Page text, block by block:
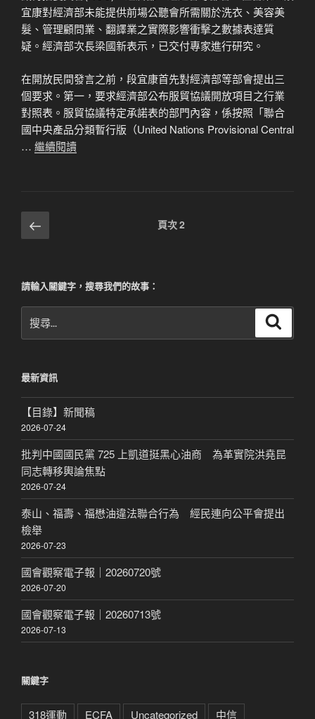
宜康對經濟部未能提供前場公聽會所需關於洗衣、美容美
髮、管理顧問業、翻譯業之實際影響衝擊之數據表達質
疑。經濟部次長梁國新表示，已交付專家進行研究。
在開放民間發言之前，段宜康首先對經濟部等部會提出三
個要求。第一，要求經濟部公布服貿協議開放項目之行業
對照表。服貿協議特定承諾表的部門內容，係按照「聯合
國中央產品分類暫行版（United Nations Provisional Central
… 繼續閱讀
文
章
頁
上
一
頁次2
請輸入關鍵字，搜尋我們的故事：
尋
字:
最新資訊
【目錄】新聞稿
2026-07-24
批判中國國民黨 725 上凱道挺黑心油商 為革實院洪堯昆
同志轉移輿論焦點
2026-07-24
泰山、福壽、福懋油違法聯合行為 經民連向公平會提出
檢舉
2026-07-23
國會觀察電子報｜20260720號
2026-07-20
國會觀察電子報｜20260713號
2026-07-13
關鍵字
318運動 ECFA Uncategorized
中信